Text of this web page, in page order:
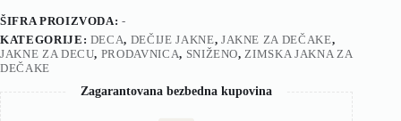
ŠIFRA PROIZVODA:-
KATEGORIJE: DECA, DEČIJE JAKNE, JAKNE ZA DEČAKE,
JAKNE ZA DECU, PRODAVNICA, SNIŽENO,ZIMSKA JAKNA ZA
DEČAKE
Zagarantovana bezbedna kupovina